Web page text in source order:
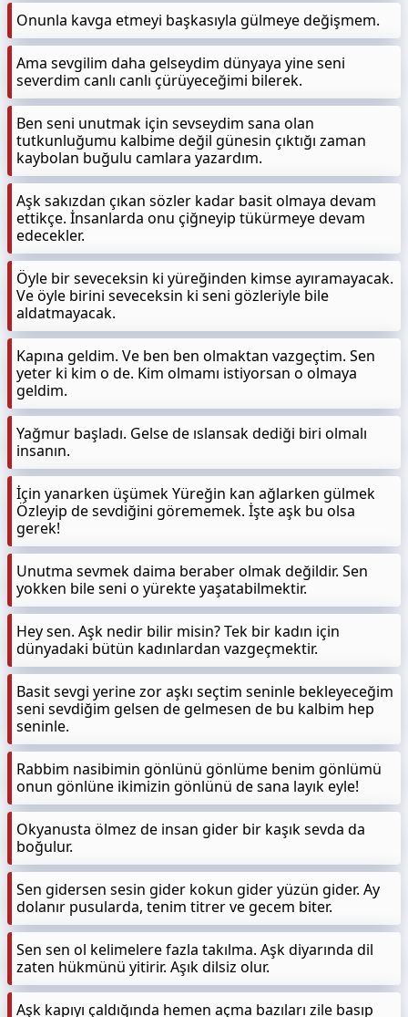
Onunla kavga etmeyi başkasıyla gülmeye değişmem.
Ama sevgilim daha gelseydim dünyaya yine seni
severdim canlı canlı çürüyeceğimi bilerek.
Ben seni unutmak için sevseydim sana olan
tutkunluğumu kalbime değil günesin çıktığı zaman
kaybolan buğulu camlara yazardım.
Aşk sakızdan çıkan sözler kadar basit olmaya devam
ettikçe. İnsanlarda onu çiğneyip tükürmeye devam
edecekler.
Öyle bir seveceksin ki yüreğinden kimse ayıramayacak.
Ve öyle birini seveceksin ki seni gözleriyle bile
aldatmayacak.
Kapına geldim. Ve ben ben olmaktan vazgeçtim. Sen
yeter ki kim o de. Kim olmamı istiyorsan o olmaya
geldim.
Yağmur başladı. Gelse de ıslansak dediği biri olmalı
insanın.
İçin yanarken üşümek Yüreğin kan ağlarken gülmek
Özleyip de sevdiğini görememek. İşte aşk bu olsa
gerek!
Unutma sevmek daima beraber olmak değildir. Sen
yokken bile seni o yürekte yaşatabilmektir.
Hey sen. Aşk nedir bilir misin? Tek bir kadın için
dünyadaki bütün kadınlardan vazgeçmektir.
Basit sevgi yerine zor aşkı seçtim seninle bekleyeceğim
seni sevdiğim gelsen de gelmesen de bu kalbim hep
seninle.
Rabbim nasibimin gönlünü gönlüme benim gönlümü
onun gönlüne ikimizin gönlünü de sana layık eyle!
Okyanusta ölmez de insan gider bir kaşık sevda da
boğulur.
Sen gidersen sesin gider kokun gider yüzün gider. Ay
dolanır pusularda, tenim titrer ve gecem biter.
Sen sen ol kelimelere fazla takılma. Aşk diyarında dil
zaten hükmünü yitirir. Aşık dilsiz olur.
Aşk kapıyı çaldığında hemen açma bazıları zile basıp